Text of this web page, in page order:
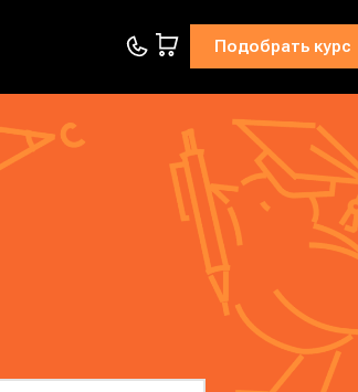
Подобрать курс